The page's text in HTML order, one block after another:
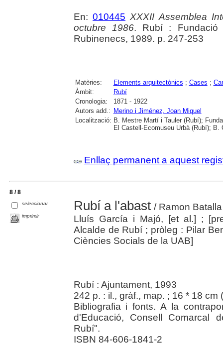
En:010445 XXXII Assemblea
octubre 1986. Rubí : Fundació
Rubinenecs, 1989. p. 247-253
Matèries: Elements arquitectònics ; Cases ;
Àmbit:
Rubí
Cronologia:
1871 - 1922
Autors add.: Merino i Jiménez, Joan Miquel
Localització: B. Mestre Martí i Tauler (Rubí);
El Castell-Ecomuseu Urbà (Rubí); B.
Enllaç permanent a aquest
8 / 8
seleccionar
imprimir
Rubí a l'abast / Ramon
Lluís García i Majó, [et al.] ;
Alcalde de Rubí ; pròleg : Pilar
Ciències Socials de la UAB]
Rubí : Ajuntament, 1993
242 p. : il., gràf., map. ; 16 * 18 cm (
Bibliografia i fonts. A la
d'Educació, Consell Comarcal
Rubí".
ISBN 84-606-1841-2